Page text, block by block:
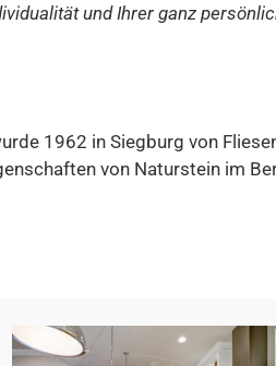
und Ihrer ganz
1962 in Siegburg von
von Naturstein im